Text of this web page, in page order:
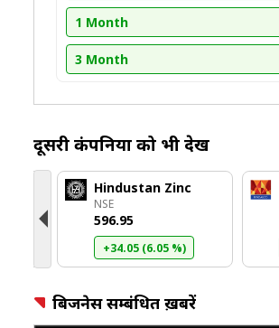
1 Month
3 Month
दूसरी कंपनियों को भी देखें
Hindustan Zinc
NSE
₹596.95
+34.05 (6.05 %)
बिजनेस सम्बंधित ख़बरें